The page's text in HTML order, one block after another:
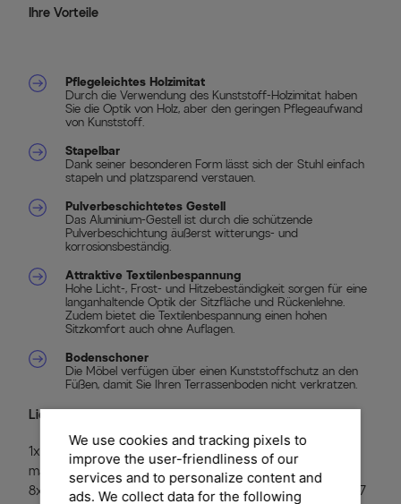
Ihre Vorteile
Pflegeleichtes Holzimitat
Durch die Verwendung des Kunststoff-Holzimitat haben
Sie die Optik von Holz, aber den geringen Pflegeaufwand
von Kunststoff.
Stapelbar
Dank seiner besonderen Form lässt sich der Stuhl einfach
stapeln und platzsparend verstauen.
Pulverbeschichtetes Gestell
Das Aluminium-Gestell ist durch die schützende
Pulverbeschichtung äußerst witterungs- und
korrosionsbeständig.
Attraktive Textilenbespannung
Hohe Licht-, Frost- und Hitzebeständigkeit sorgen für eine
langanhaltende Optik der Sitzfläche und Rückenlehne.
Zudem bietet die Textilenbespannung einen hohen
Sitzkomfort auch ohne Auflagen.
Bodenschoner
Die Möbel verfügen über einen Kunststoffschutz an den
Füßen, damit Sie Ihren Terrassenboden nicht verkratzen.
Lieferumfang
1x OUTFLEXX® Esstisch rechteckig in anthrazit
matt/natur, ca. 200 x 91 x 74 cm
8x OUTFLEXX® Stapelstuhl in anthrazit matt/natur, ca. 67
We use cookies and tracking pixels to
improve the user-friendliness of our
services and to personalize content and
ads. We collect data for the following